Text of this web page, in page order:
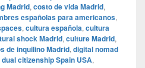
Madrid, costo de vida Madrid,
españolas para americanos,
, cultura española, cultura
shock Madrid, culture Madrid,
de inquilino Madrid, digital nomad
dual citizenship Spain USA,